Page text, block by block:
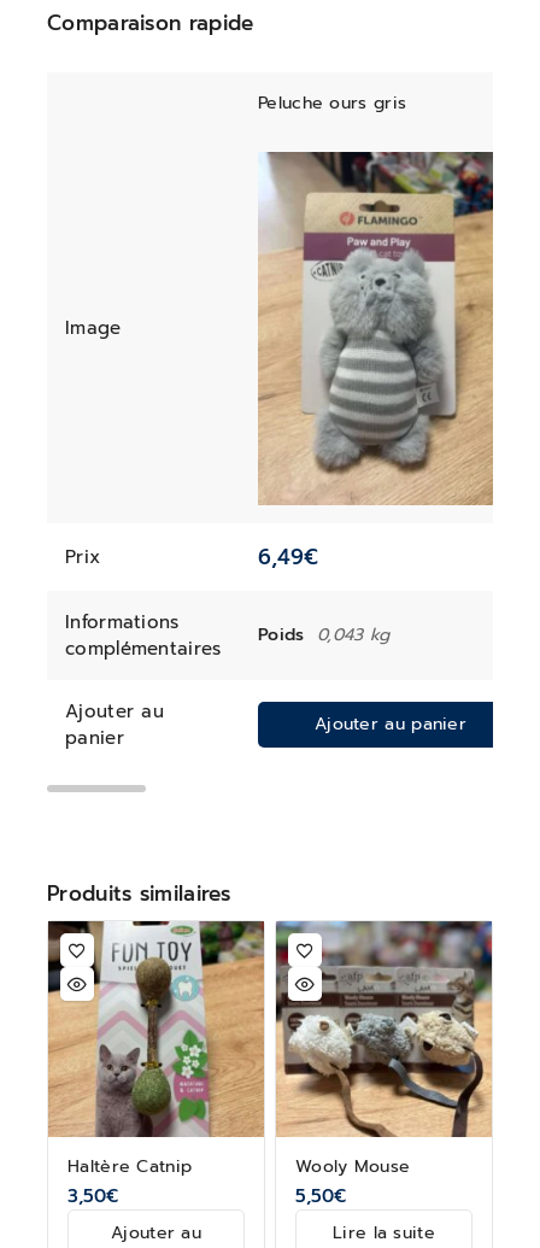
Comparaison rapide
Peluche ours gris
Image
Prix 6,49€
Informations
complémentaires
Poids 0,043 kg
Ajouter au
panier
Ajouter au panier
Produits similaires
Haltère Catnip
3,50€
Ajouter au
Wooly Mouse
5,50€
Lire la suite